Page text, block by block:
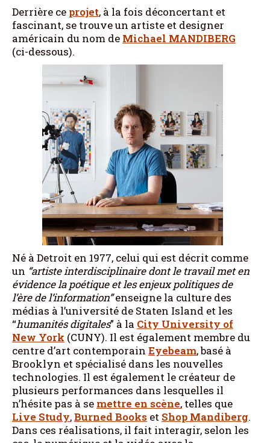
Derrière ce projet, à la fois déconcertant et
fascinant, se trouve un artiste et designer
américain du nom de Michael MANDIBERG
(ci-dessous).
Né à Detroit en 1977, celui qui est décrit comme
un “artiste interdisciplinaire dont le travail met en
évidence la poétique et les enjeux politiques de
l’ère de l’information”enseigne la culture des
médias à l’université de Staten Island et les
“humanités digitales” à la City University of
New York (CUNY). Il est également membre du
centre d’art contemporain Eyebeam, basé à
Brooklyn et spécialisé dans les nouvelles
technologies. Il est également le créateur de
plusieurs performances dans lesquelles il
n’hésite pas à se mettre en scène, telles que
Live Study,Burned Books et Shop Mandiberg.
Dans ces réalisations, il fait interagir, selon les